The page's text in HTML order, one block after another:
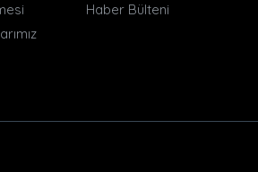
Haber Bülteni